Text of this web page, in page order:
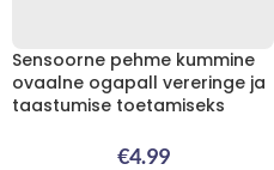
Sensoorne pehme kummine
ovaalne ogapall vereringe ja
taastumise toetamiseks
€4.99